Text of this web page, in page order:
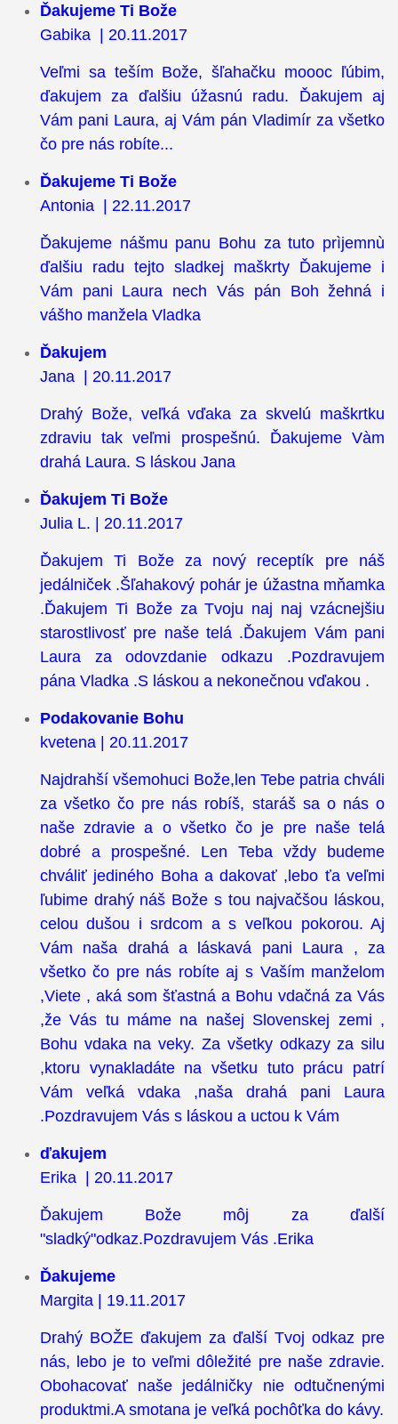
Ďakujeme Ti Bože
Gabika | 20.11.2017
Veľmi sa teším Bože, šľahačku moooc ľúbim,
ďakujem za ďalšiu úžasnú radu. Ďakujem aj
Vám pani Laura, aj Vám pán Vladimír za všetko
čo pre nás robíte...
Ďakujeme Ti Bože
Antonia | 22.11.2017
Ďakujeme nášmu panu Bohu za tuto prìjemnù
ďalšiu radu tejto sladkej maškrty Ďakujeme i
Vám pani Laura nech Vás pán Boh žehná i
vášho manžela Vladka
Ďakujem
Jana | 20.11.2017
Drahý Bože, veľká vďaka za skvelú maškrtku
zdraviu tak veľmi prospešnú. Ďakujeme Vàm
drahá Laura. S láskou Jana
Ďakujem Ti Bože
Julia L. | 20.11.2017
Ďakujem Ti Bože za nový receptík pre náš
jedálniček .Šľahakový pohár je úžastna mňamka
.Ďakujem Ti Bože za Tvoju naj naj vzácnejšiu
starostlivosť pre naše telá .Ďakujem Vám pani
Laura za odovzdanie odkazu .Pozdravujem
pána Vladka .S láskou a nekonečnou vďakou .
Podakovanie Bohu
kvetena | 20.11.2017
Najdrahší všemohuci Bože,len Tebe patria chváli
za všetko čo pre nás robíš, staráš sa o nás o
naše zdravie a o všetko čo je pre naše telá
dobré a prospešné. Len Teba vždy budeme
chváliť jediného Boha a dakovať ,lebo ťa veľmi
ľubime drahý náš Bože s tou najvačšou láskou,
celou dušou i srdcom a s veľkou pokorou. Aj
Vám naša drahá a láskavá pani Laura , za
všetko čo pre nás robíte aj s Vaším manželom
,Viete , aká som šťastná a Bohu vdačná za Vás
,že Vás tu máme na našej Slovenskej zemi ,
Bohu vdaka na veky. Za všetky odkazy za silu
,ktoru vynakladáte na všetku tuto prácu patrí
Vám veľká vdaka ,naša drahá pani Laura
.Pozdravujem Vás s láskou a uctou k Vám
ďakujem
Erika | 20.11.2017
Ďakujem Bože môj za ďalší
"sladký"odkaz.Pozdravujem Vás .Erika
Ďakujeme
Margita | 19.11.2017
Drahý BOŽE ďakujem za ďalší Tvoj odkaz pre
nás, lebo je to veľmi dôležité pre naše zdravie.
Obohacovať naše jedálničky nie odtučnenými
produktmi.A smotana je veľká pochôťka do kávy.